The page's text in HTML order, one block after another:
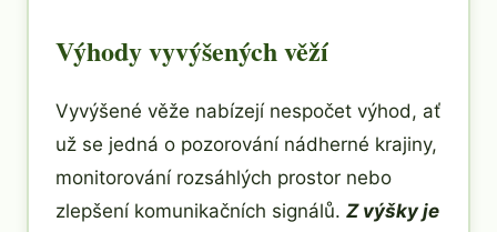
Výhody vyvýšených věží
Vyvýšené věže nabízejí nespočet výhod, ať
už se jedná o pozorování nádherné krajiny,
monitorování rozsáhlých prostor nebo
zlepšení komunikačních signálů. Z výšky je